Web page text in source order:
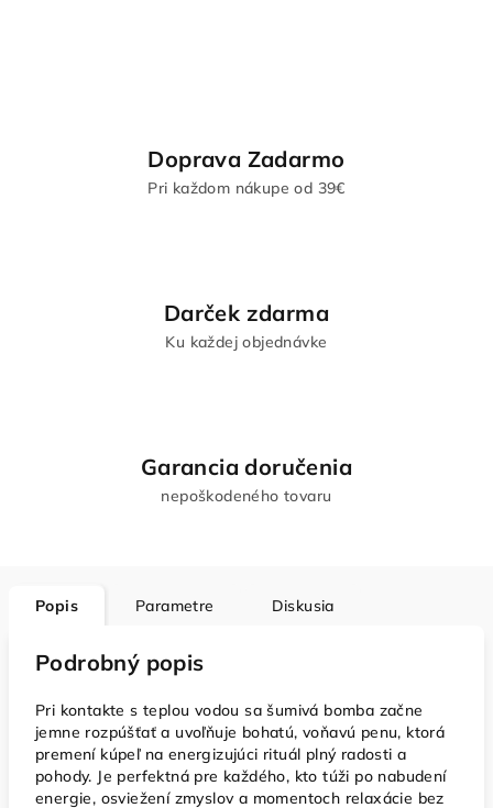
Doprava Zadarmo
Pri každom nákupe od 39€
Darček zdarma
Ku každej objednávke
Garancia doručenia
nepoškodeného tovaru
Popis Parametre Diskusia
Podrobný popis
Pri kontakte s teplou vodou sa šumivá bomba začne
jemne rozpúšťať a uvoľňuje bohatú, voňavú penu, ktorá
premení kúpeľ na energizujúci rituál plný radosti a
pohody. Je perfektná pre každého, kto túži po nabudení
energie, osviežení zmyslov a momentoch relaxácie bez